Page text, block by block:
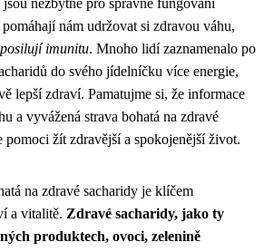
nezbytné pro správné fungování
nám udržovat si zdravou váhu,
imunitu. Mnoho lidí zaznamenalo po
do svého jídelníčku více energie,
lepší zdraví. Pamatujme si, že informace
a vyvážená strava bohatá na zdravé
pomoci žít zdravější a spokojenější život.
na zdravé sacharidy je klíčem
a vitalitě. Zdravé sacharidy, jako ty
produktech, ovoci, zelenině